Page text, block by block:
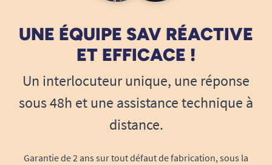
UNE ÉQUIPE SAV RÉACTIVE
ET EFFICACE !
Un interlocuteur unique, une réponse
sous 48h et une assistance technique à
distance.
Garantie de 2 ans sur tout défaut de fabrication, sous la